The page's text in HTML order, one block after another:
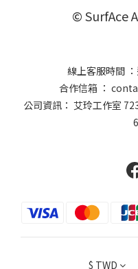
© SurfAce
線上客服時間
合作信箱 ：
公司資訊： 艾玲工作室
$ TWD